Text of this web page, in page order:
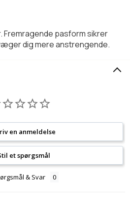
Fremragende pasform sikrer
dig mere anstrengende.
en anmeldelse
et spørgsmål
& Svar